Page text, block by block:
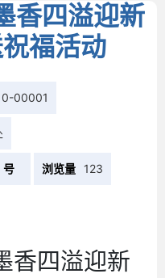
香四溢迎新
福活动
00001
浏览量 123
香四溢迎新